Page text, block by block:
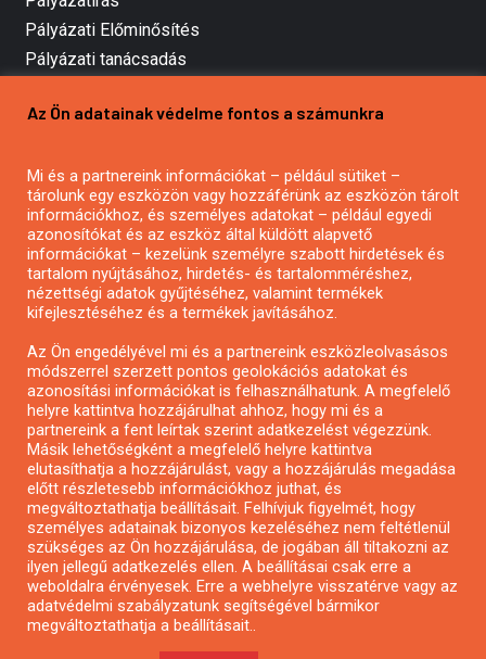
Pályázati Előminősítés
Pályázati tanácsadás
Mezőgazdasági pályázatírás
Pályázatírás civil szervezeteknek
Pályázatírás önkormányzatoknak
Pályázatfigyelés
Specifikus pályázatfigyelés vagy hírlevél
Pályázatok magánszemélyeknek
Pályázatok civil szervezeteknek
Pályázatok vállalkozásoknak
Önkormányzati pályázatok
Mezőgazdasági pályázatok
Falusi turizmus pályázatok
Napelem pályázatok
GINOP pályázatok
Az Ön adatainak védelme fontos a számunkra
Mi és a partnereink információkat – például sütiket –
tárolunk egy eszközön vagy hozzáférünk az eszközön tárolt
információkhoz, és személyes adatokat – például egyedi
azonosítókat és az eszköz által küldött alapvető
információkat – kezelünk személyre szabott hirdetések és
tartalom nyújtásához, hirdetés- és tartalomméréshez,
nézettségi adatok gyűjtéséhez, valamint termékek
kifejlesztéséhez és a termékek javításához.
Az Ön engedélyével mi és a partnereink eszközleolvasásos
módszerrel szerzett pontos geolokációs adatokat és
azonosítási információkat is felhasználhatunk. A megfelelő
helyre kattintva hozzájárulhat ahhoz, hogy mi és a
partnereink a fent leírtak szerint adatkezelést végezzünk.
Másik lehetőségként a megfelelő helyre kattintva
elutasíthatja a hozzájárulást, vagy a hozzájárulás megadása
előtt részletesebb információkhoz juthat, és
megváltoztathatja beállításait. Felhívjuk figyelmét, hogy
személyes adatainak bizonyos kezeléséhez nem feltétlenül
szükséges az Ön hozzájárulása, de jogában áll tiltakozni az
ilyen jellegű adatkezelés ellen. A beállításai csak erre a
weboldalra érvényesek. Erre a webhelyre visszatérve vagy az
adatvédelmi szabályzatunk segítségével bármikor
megváltoztathatja a beállításait..